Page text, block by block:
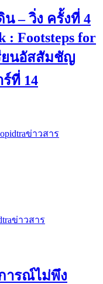
– วิ่ง ครั้งที่ 4
: Footsteps for
ยนอัสสัมชัญ
ที่ 14
ข่าวสาร
ข่าวสาร
ารณ์ไม่พึง